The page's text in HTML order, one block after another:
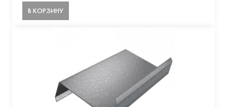
В КОРЗИНУ